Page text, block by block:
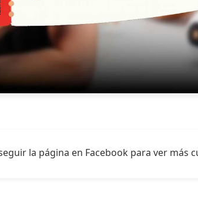
la página en Facebook para ver más